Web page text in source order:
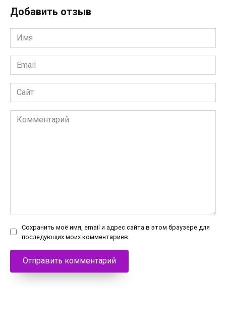
Добавить отзыв
Имя
*
Email
*
Сайт
Комментарий
Сохранить моё имя, email и адрес сайта в этом браузере для
последующих моих комментариев.